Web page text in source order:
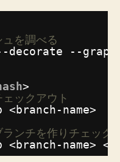
を調べる
--graph
>
ックアウト
name>
ンチを作りチェック
name> <